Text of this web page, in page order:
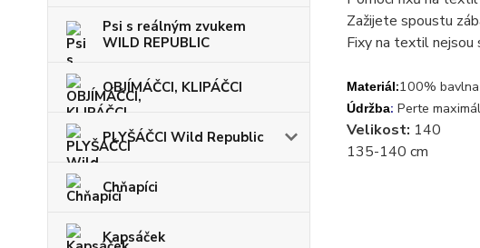
Psi s reálným zvukem
WILD REPUBLIC
OBJÍMÁČCI, KLIPÁČCI
PLYŠÁČCI Wild Republic
Chňapíci
Kapsáček
Zažijete spoustu
Fixy na textil nejsou
Materiál:100% bavlna
Údržba: Perte
Velikost: 140
135-140 cm